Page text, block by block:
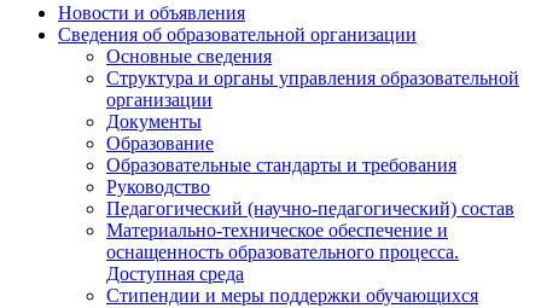
Новости и объявления
Сведения об образовательной организации
Основные сведения
Структура и органы управления образовательной
организации
Документы
Образование
Образовательные стандарты и требования
Руководство
Педагогический (научно-педагогический) состав
Материально-техническое обеспечение и
оснащенность образовательного процесса.
Доступная среда
Стипендии и меры поддержки обучающихся